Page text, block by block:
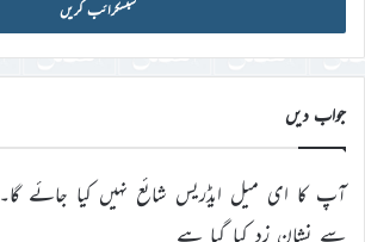
ڈی
درج
کریں
جواب دیں
آپ کا ای میل ایڈریس شائع نہیں کیا جائے گا۔
سے نشان زد کیا گیا ہے